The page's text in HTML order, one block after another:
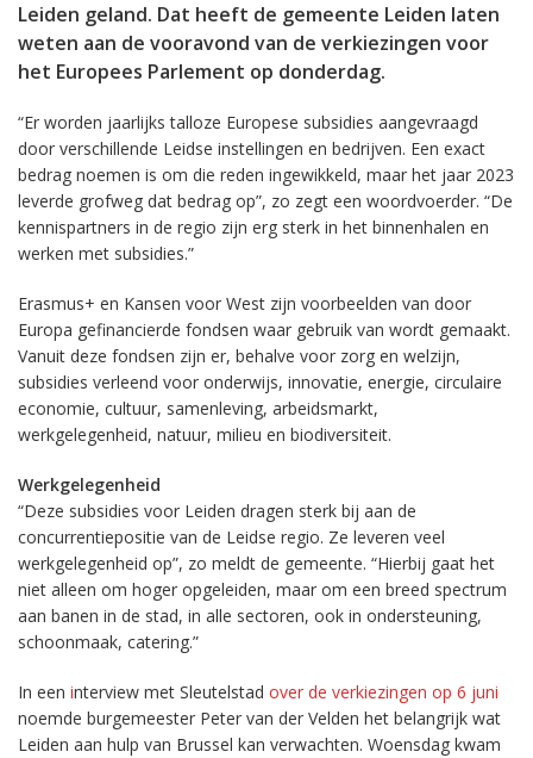
Leiden geland. Dat heeft de gemeente Leiden laten
weten aan de vooravond van de verkiezingen voor
het Europees Parlement op donderdag.
“Er worden jaarlijks talloze Europese subsidies aangevraagd
door verschillende Leidse instellingen en bedrijven. Een exact
bedrag noemen is om die reden ingewikkeld, maar het jaar 2023
leverde grofweg dat bedrag op”, zo zegt een woordvoerder. “De
kennispartners in de regio zijn erg sterk in het binnenhalen en
werken met subsidies.”
Erasmus+ en Kansen voor West zijn voorbeelden van door
Europa gefinancierde fondsen waar gebruik van wordt gemaakt.
Vanuit deze fondsen zijn er, behalve voor zorg en welzijn,
subsidies verleend voor onderwijs, innovatie, energie, circulaire
economie, cultuur, samenleving, arbeidsmarkt,
werkgelegenheid, natuur, milieu en biodiversiteit.
Werkgelegenheid
“Deze subsidies voor Leiden dragen sterk bij aan de
concurrentiepositie van de Leidse regio. Ze leveren veel
werkgelegenheid op”, zo meldt de gemeente. “Hierbij gaat het
niet alleen om hoger opgeleiden, maar om een breed spectrum
aan banen in de stad, in alle sectoren, ook in ondersteuning,
schoonmaak, catering.”
In een interview met Sleutelstad over de verkiezingen op 6 juni
noemde burgemeester Peter van der Velden het belangrijk wat
Leiden aan hulp van Brussel kan verwachten. Woensdag kwam